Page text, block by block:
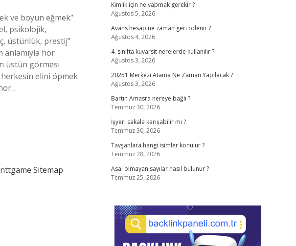
ve boyun eğmek”
psikolojik,
üstünlük, prestij”
anlamıyla hor
üstün görmesi
herkesin elini öpmek
nttgame Sitemap
Kimlik için ne yapmak gerekir ?
Ağustos 5, 2026
Avans hesap ne zaman geri ödenir ?
Ağustos 4, 2026
4. sınıfta kuvarsit nerelerde kullanılır ?
Ağustos 3, 2026
20251 Merkezi Atama Ne Zaman Yapılacak ?
Ağustos 3, 2026
Bartın Amasra nereye bağlı ?
Temmuz 30, 2026
İşyeri sakala karışabilir mi ?
Temmuz 30, 2026
Tavşanlara hangi isimler konulur ?
Temmuz 28, 2026
Asal olmayan sayılar nasıl bulunur ?
Temmuz 25, 2026